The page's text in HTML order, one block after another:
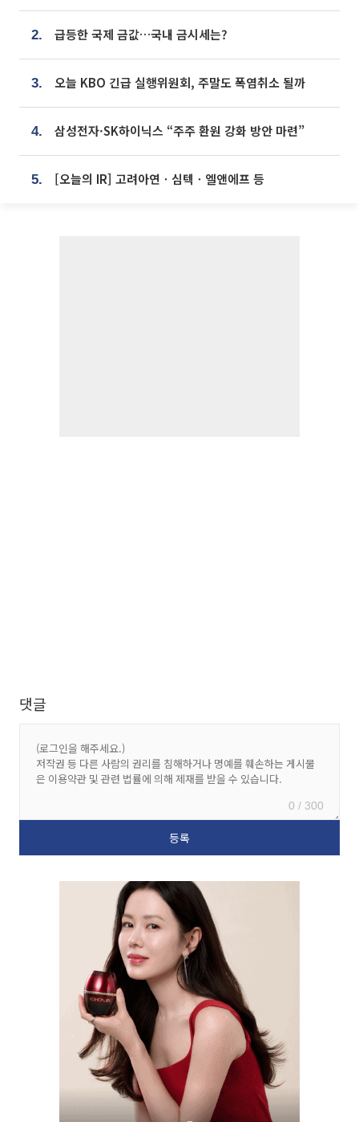
2. 급등한 국제 금값…국내 금시세는?
3. 오늘 KBO 긴급 실행위원회, 주말도 폭염취소 될까
4. 삼성전자·SK하이닉스 “주주 환원 강화 방안 마련”
5. [오늘의 IR] 고려아연ㆍ심텍ㆍ엘앤에프 등
댓글
0 / 300